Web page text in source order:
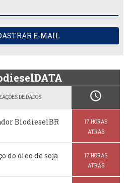
E-MAIL
DE DADOS schedule
BiodieselBR
17 HORAS
ATRÁS
do óleo de soja
17 HORAS
ATRÁS